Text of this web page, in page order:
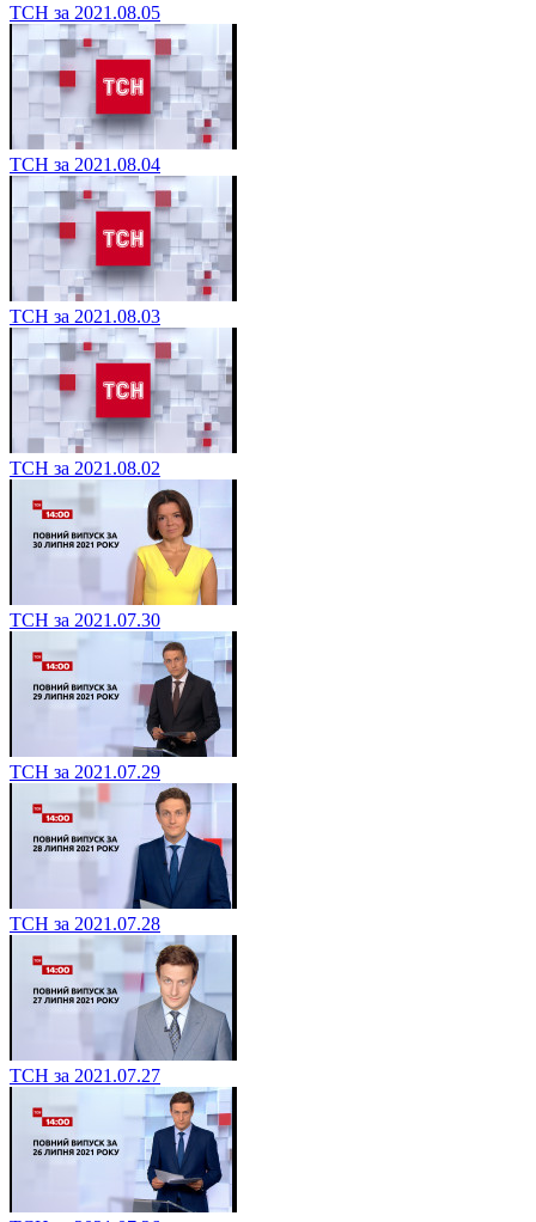
ТСН за 2021.08.05
ТСН за 2021.08.04
ТСН за 2021.08.03
ТСН за 2021.08.02
ТСН за 2021.07.30
ТСН за 2021.07.29
ТСН за 2021.07.28
ТСН за 2021.07.27